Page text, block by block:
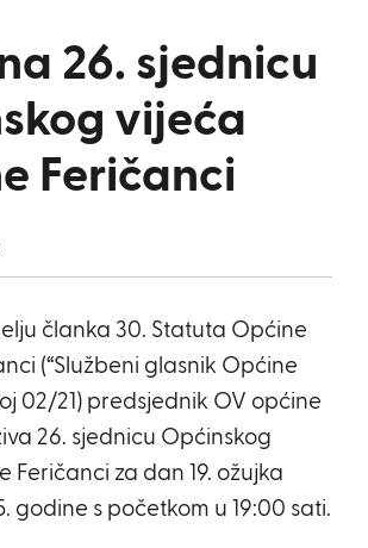
26. sjednicu
vijeća
Feričanci
članka 30. Statuta Općine
(“Službeni glasnik Općine
02/21) predsjednik OV općine
26. sjednicu Općinskog
Feričanci za dan 19. ožujka
godine s početkom u 19:00 sati.